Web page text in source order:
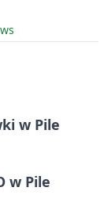
w Pile
w Pile